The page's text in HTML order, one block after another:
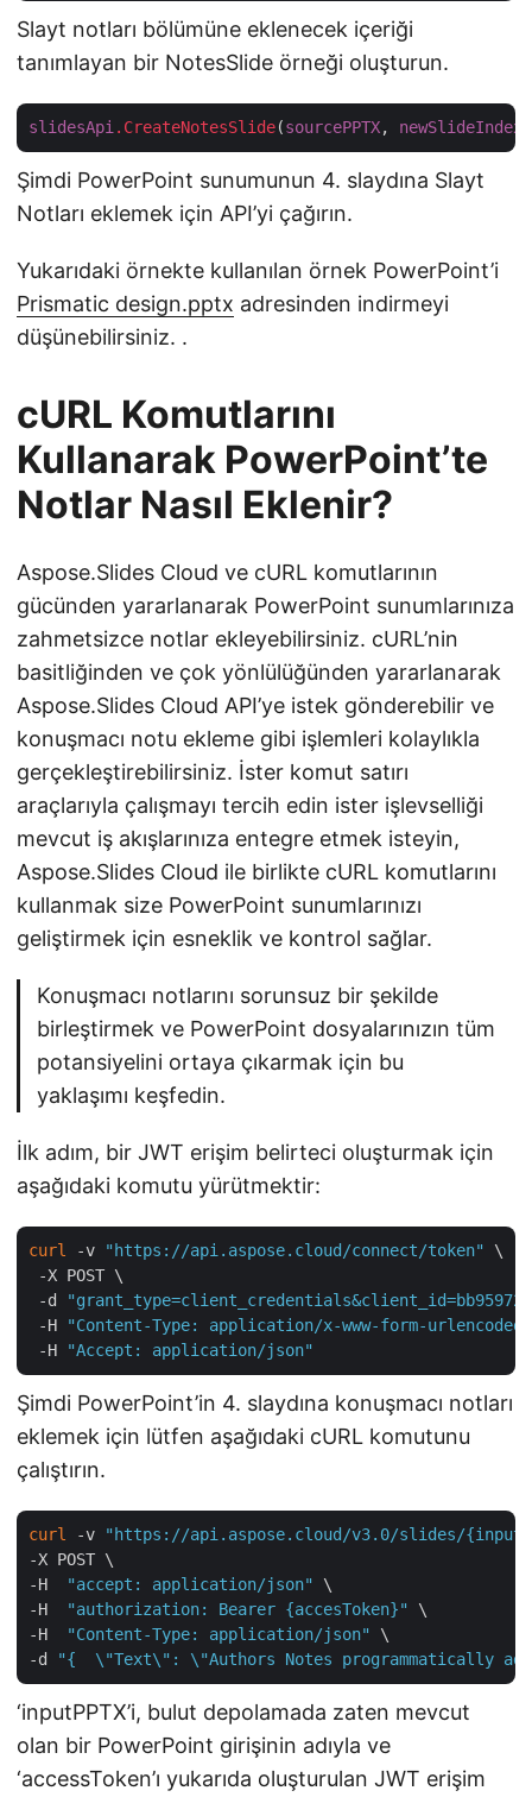
Slayt notları bölümüne eklenecek içeriği
tanımlayan bir NotesSlide örneği oluşturun.
slidesApi .CreateNotesSlide(sourcePPTX, newSlideIndex
Şimdi PowerPoint sunumunun 4. slaydına Slayt
Notları eklemek için API’yi çağırın.
Yukarıdaki örnekte kullanılan örnek PowerPoint’i
Prismatic design.pptx adresinden indirmeyi
düşünebilirsiniz. .
cURL Komutlarını
Kullanarak PowerPoint’te
Notlar Nasıl Eklenir?
Aspose.Slides Cloud ve cURL komutlarının
gücünden yararlanarak PowerPoint sunumlarınıza
zahmetsizce notlar ekleyebilirsiniz. cURL’nin
basitliğinden ve çok yönlülüğünden yararlanarak
Aspose.Slides Cloud API’ye istek gönderebilir ve
konuşmacı notu ekleme gibi işlemleri kolaylıkla
gerçekleştirebilirsiniz. İster komut satırı
araçlarıyla çalışmayı tercih edin ister işlevselliği
mevcut iş akışlarınıza entegre etmek isteyin,
Aspose.Slides Cloud ile birlikte cURL komutlarını
kullanmak size PowerPoint sunumlarınızı
geliştirmek için esneklik ve kontrol sağlar.
Konuşmacı notlarını sorunsuz bir şekilde
birleştirmek ve PowerPoint dosyalarınızın tüm
potansiyelini ortaya çıkarmak için bu
yaklaşımı keşfedin.
İlk adım, bir JWT erişim belirteci oluşturmak için
aşağıdaki komutu yürütmektir:
curl -v "https://api.aspose.cloud/connect/token"
\
-X POST \
-d
"grant_type=client_credentials&client_id=bb959721-
-H
"Content-Type: application/x-www-form-urlencoded"
-H
"Accept: application/json"
Şimdi PowerPoint’in 4. slaydına konuşmacı notları
eklemek için lütfen aşağıdaki cURL komutunu
çalıştırın.
curl -v
"https://api.aspose.cloud/v3.0/slides/
-X POST \
-H
"accept: application/json"
\
-H
"authorization: Bearer {accesToken}"
\
-H
"Content-Type: application/json"
\
-d
"{  \"Text\": \"Authors Notes programmatically
‘inputPPTX’i, bulut depolamada zaten mevcut
olan bir PowerPoint girişinin adıyla ve
‘accessToken’ı yukarıda oluşturulan JWT erişim